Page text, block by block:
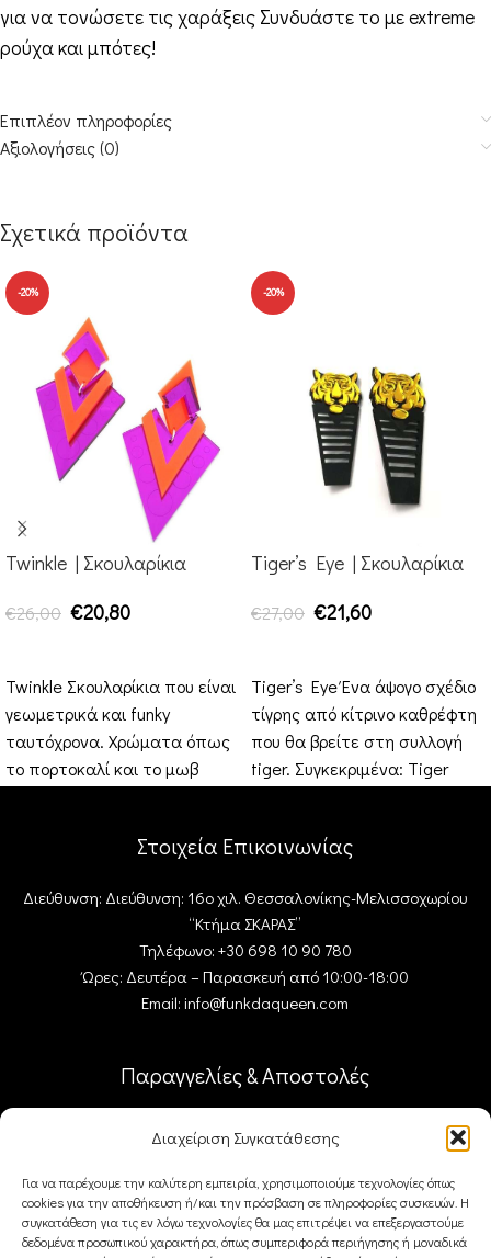
Διαχείριση Συγκατάθεσης
Για να παρέχουμε την καλύτερη εμπειρία, χρησιμοποιούμε τεχνολογίες όπως
cookies για την αποθήκευση ή/και την πρόσβαση σε πληροφορίες συσκευών. Η
συγκατάθεση για τις εν λόγω τεχνολογίες θα μας επιτρέψει να επεξεργαστούμε
δεδομένα προσωπικού χαρακτήρα, όπως συμπεριφορά περιήγησης ή μοναδικά
για να τονώσετε τις χαράξεις Συνδυάστε το με extreme
ρούχα και μπότες!
Επιπλέον πληροφορίες
Αξιολογήσεις (0)
Σχετικά προϊόντα
-20%
Twinkle | Σκουλαρίκια
€26,00 €20,80
Twinkle Σκουλαρίκια που είναι
γεωμετρικά και funky
ταυτόχρονα. Χρώματα όπως
το πορτοκαλί και το μωβ
-20%
Tiger’s Eye | Σκουλαρίκια
€27,00 €21,60
Tiger’s Eye Ένα άψογο σχέδιο
τίγρης από κίτρινο καθρέφτη
που θα βρείτε στη συλλογή
tiger. Συγκεκριμένα: Tiger
Στοιχεία Επικοινωνίας
Διεύθυνση: Διεύθυνση: 16ο χιλ. Θεσσαλονίκης-Μελισσοχωρίου
“Κτήμα ΣΚΑΡΑΣ”
Τηλέφωνο: +30 698 10 90 780
Ώρες: Δευτέρα – Παρασκευή από 10:00-18:00
Email: info@funkdaqueen.com
Παραγγελίες & Αποστολές
Ο λογαριασμός μου
Καλάθι
Ταμείο
Επικοινωνία